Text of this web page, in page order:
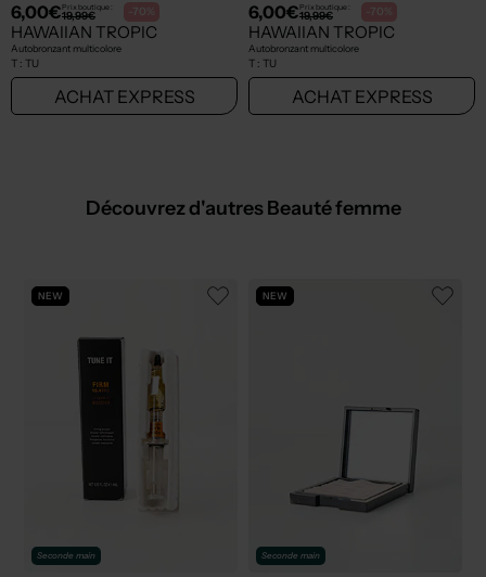
6,00€Prix boutique :
19,99€ -70%
HAWAIIAN TROPIC
Autobronzant multicolore
T : TU
ACHAT EXPRESS
6,00€Prix boutique :
19,99€ -70%
HAWAIIAN TROPIC
Autobronzant multicolore
T : TU
ACHAT EXPRESS
Découvrez d'autres Beauté femme
NEW
Seconde main
NEW
Seconde main